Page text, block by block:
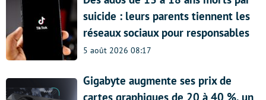
suicide : leurs parents tiennent les
réseaux sociaux pour responsables
5 août 2026 08:17
Gigabyte augmente ses prix de
cartes graphiques de 20 à 40 %, un